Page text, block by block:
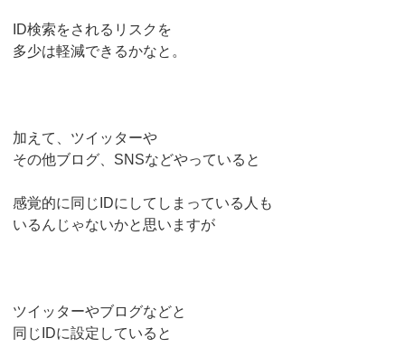
ID検索をされるリスクを
多少は軽減できるかなと。
加えて、ツイッターや
その他ブログ、SNSなどやっていると
感覚的に同じIDにしてしまっている人も
いるんじゃないかと思いますが
ツイッターやブログなどと
同じIDに設定していると